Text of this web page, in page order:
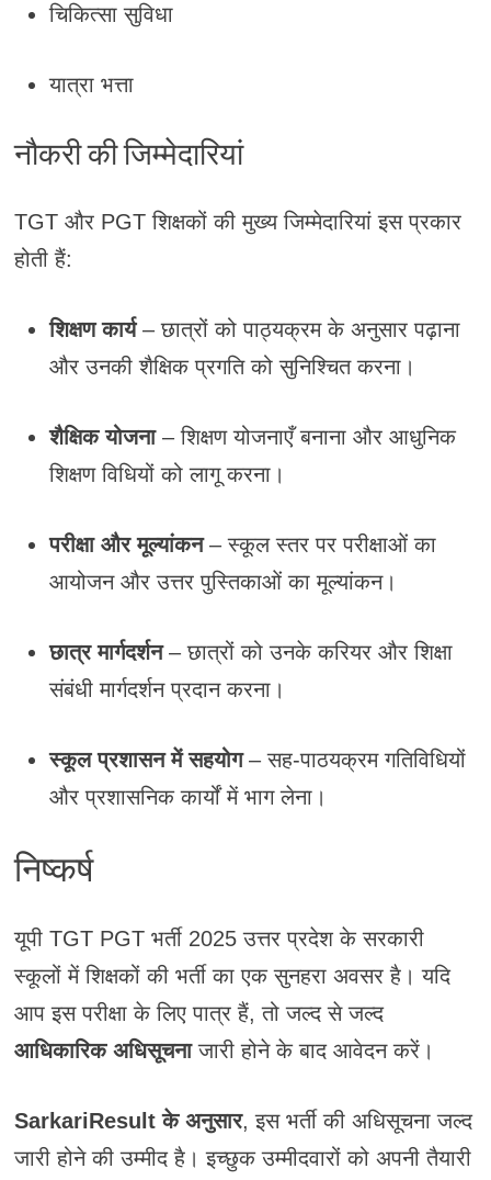
चिकित्सा सुविधा
यात्रा भत्ता
नौकरी की जिम्मेदारियां
TGT और PGT शिक्षकों की मुख्य जिम्मेदारियां इस प्रकार
होती हैं:
शिक्षण कार्य– छात्रों को पाठ्यक्रम के अनुसार पढ़ाना
और उनकी शैक्षिक प्रगति को सुनिश्चित करना।
शैक्षिक योजना– शिक्षण योजनाएँ बनाना और आधुनिक
शिक्षण विधियों को लागू करना।
परीक्षा और मूल्यांकन– स्कूल स्तर पर परीक्षाओं का
आयोजन और उत्तर पुस्तिकाओं का मूल्यांकन।
छात्र मार्गदर्शन– छात्रों को उनके करियर और शिक्षा
संबंधी मार्गदर्शन प्रदान करना।
स्कूल प्रशासन में सहयोग– सह-पाठयक्रम गतिविधियों
और प्रशासनिक कार्यों में भाग लेना।
निष्कर्ष
यूपी TGT PGT भर्ती 2025 उत्तर प्रदेश के सरकारी
स्कूलों में शिक्षकों की भर्ती का एक सुनहरा अवसर है। यदि
आप इस परीक्षा के लिए पात्र हैं, तो जल्द से जल्द
आधिकारिक अधिसूचनाजारी होने के बाद आवेदन करें।
SarkariResult के अनुसार, इस भर्ती की अधिसूचना जल्द
जारी होने की उम्मीद है। इच्छुक उम्मीदवारों को अपनी तैयारी